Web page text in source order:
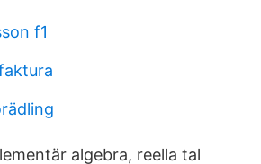
f1
algebra, reella tal